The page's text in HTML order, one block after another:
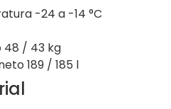
-24 a -14 °C
48 / 43 kg
189 / 185 l